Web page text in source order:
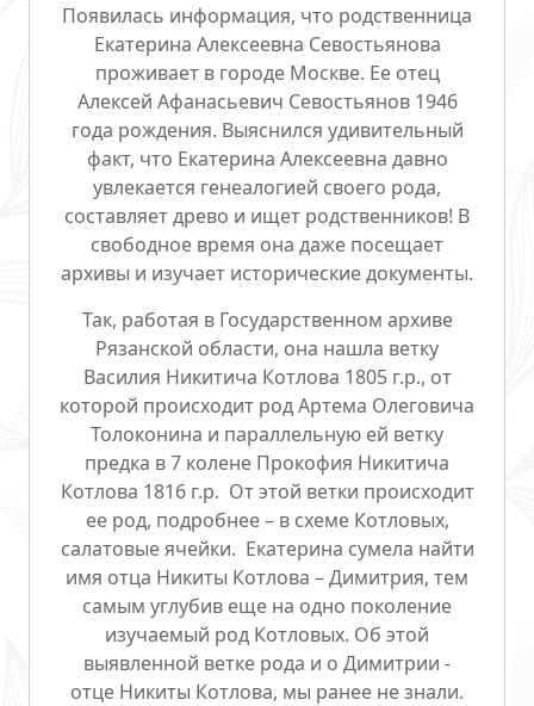
Появилась информация, что родственница
Екатерина Алексеевна Севостьянова
проживает в городе Москве. Ее отец
Алексей Афанасьевич Севостьянов 1946
года рождения. Выяснился удивительный
факт, что Екатерина Алексеевна давно
увлекается генеалогией своего рода,
составляет древо и ищет родственников! В
свободное время она даже посещает
архивы и изучает исторические документы.
Так, работая в Государственном архиве
Рязанской области, она нашла ветку
Василия Никитича Котлова 1805 г.р., от
которой происходит род Артема Олеговича
Толоконина и параллельную ей ветку
предка в 7 колене Прокофия Никитича
Котлова 1816 г.р. От этой ветки происходит
ее род, подробнее – в схеме Котловых,
салатовые ячейки. Екатерина сумела найти
имя отца Никиты Котлова – Димитрия, тем
самым углубив еще на одно поколение
изучаемый род Котловых. Об этой
выявленной ветке рода и о Димитрии -
отце Никиты Котлова, мы ранее не знали.